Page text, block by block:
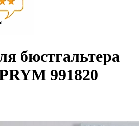
бюстгальтера
991820